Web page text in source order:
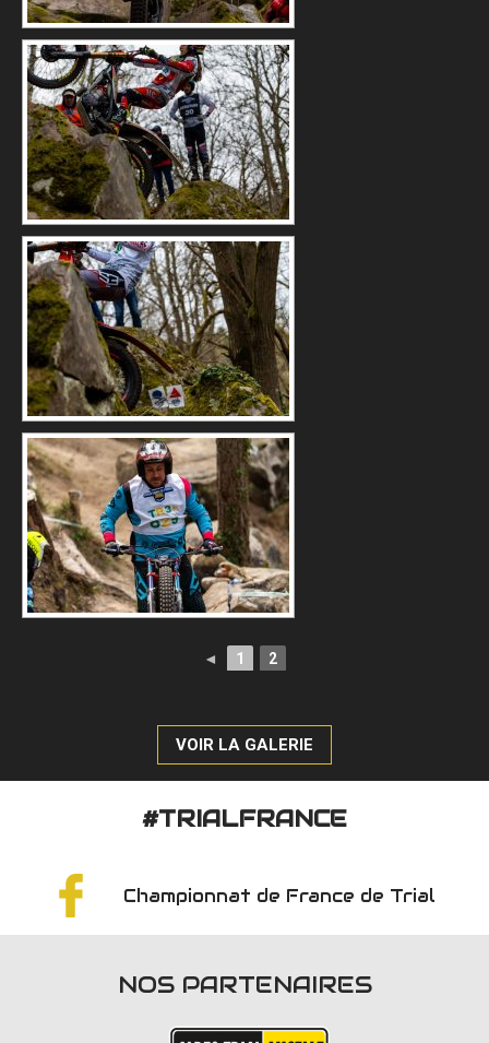
◄ 1 2
VOIR LA GALERIE
#TRIALFRANCE
Championnat de France de Trial
NOS PARTENAIRES